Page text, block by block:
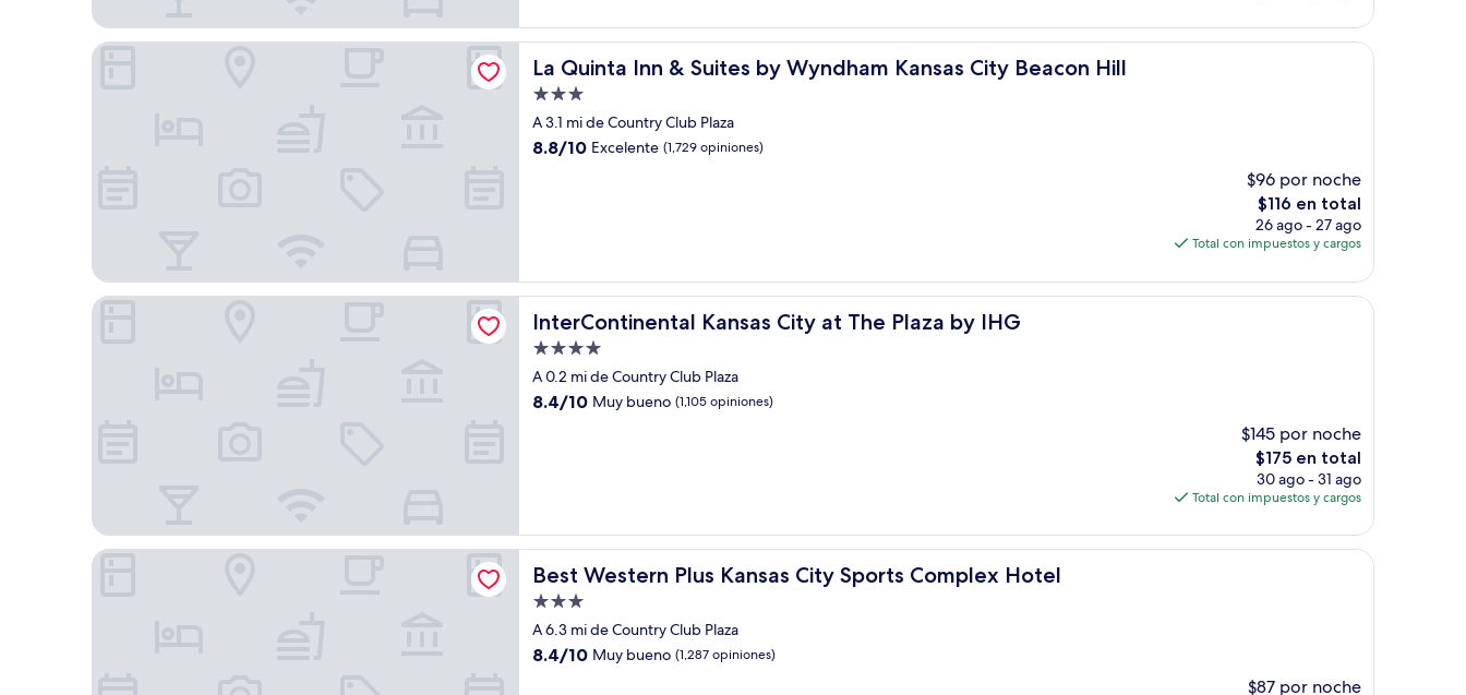
de
$137
La Quinta Inn & Suites by Wyndham Kansas City Beacon Hill
La Quinta Inn & Suites by Wyndham Kansas City Beacon Hill
Propiedad
de
3.0
A 3.1 mi de Country Club Plaza
8.8
8.8/10 Excelente (1,729 opiniones)
$96 por noche
El
precio
actual
de
$116
$116 en total
26 ago - 27 ago
Total con impuestos y cargos
La Quinta Inn & Suites by Wyndham Kansas City Beacon Hill
InterContinental Kansas City at The Plaza by IHG
InterContinental Kansas City at The Plaza by IHG
Propiedad
de
4.0
estrellas
A 0.2 mi de Country Club Plaza
8.4
8.4/10 Muy bueno (1,105 opiniones)
$145 por noche
El
precio
actual
de
$175
$175 en total
30 ago - 31 ago
Total con impuestos y cargos
InterContinental Kansas City at The Plaza by IHG
Best Western Plus Kansas City Sports Complex Hotel
Best Western Plus Kansas City Sports Complex Hotel
Propiedad
de
3.0
A 6.3 mi de Country Club Plaza
8.4
8.4/10 Muy bueno (1,287 opiniones)
$87 por noche
Best Western Plus Kansas City Sports Complex Hotel